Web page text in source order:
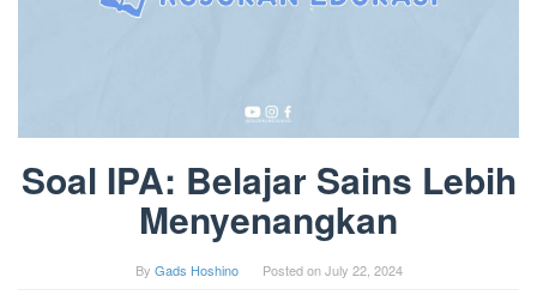
Soal IPA: Belajar Sains Lebih
Menyenangkan
By Gads Hoshino Posted onJuly 22, 2024